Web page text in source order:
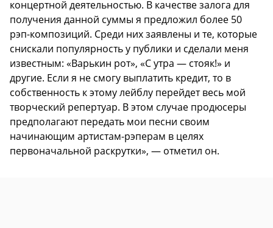
концертной деятельностью. В качестве залога для
получения данной суммы я предложил более 50
рэп-композиций. Среди них заявлены и те, которые
снискали популярность у публики и сделали меня
известным: «Варькин рот», «С утра — стояк!» и
другие. Если я не смогу выплатить кредит, то в
собственность к этому лейблу перейдет весь мой
творческий репертуар. В этом случае продюсеры
предполагают передать мои песни своим
начинающим артистам-рэперам в целях
первоначальной раскрутки», — отметил он.